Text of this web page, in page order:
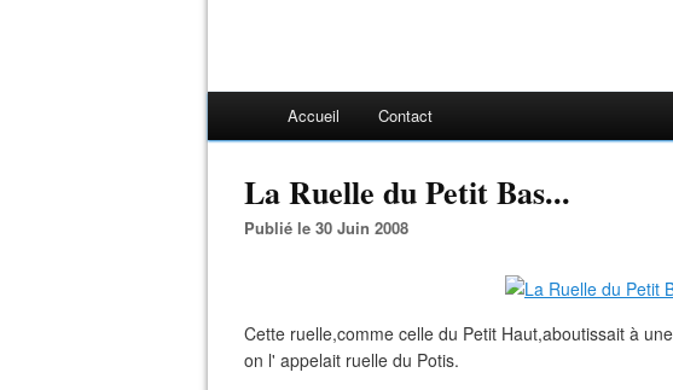
Accueil Contact
La Ruelle du Petit Bas...
Publié le 30 Juin 2008
Cette ruelle,comme celle du Petit Haut,aboutissait à
on l' appelait ruelle du Potis.